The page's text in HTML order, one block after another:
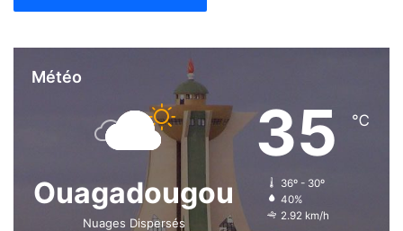
e
U
Météo
Ouagadougou
Nuages Dispersés
35 ℃
36º - 30º
40%
2.92 km/h